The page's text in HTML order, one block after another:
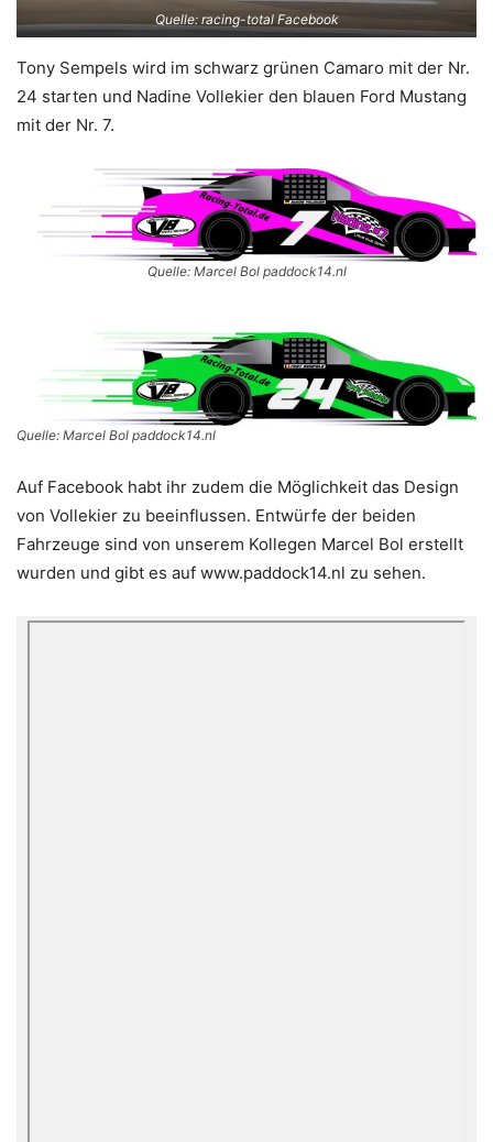
Quelle: racing-total Facebook
Tony Sempels wird im schwarz grünen Camaro mit der Nr.
24 starten und Nadine Vollekier den blauen Ford Mustang
mit der Nr. 7.
Quelle: Marcel Bol paddock14.nl
Quelle: Marcel Bol paddock14.nl
Auf Facebook habt ihr zudem die Möglichkeit das Design
von Vollekier zu beeinflussen. Entwürfe der beiden
Fahrzeuge sind von unserem Kollegen Marcel Bol erstellt
wurden und gibt es auf www.paddock14.nl zu sehen.